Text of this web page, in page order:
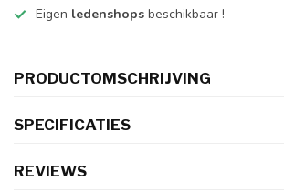
Eigen ledenshops beschikbaar !
PRODUCTOMSCHRIJVING
SPECIFICATIES
REVIEWS